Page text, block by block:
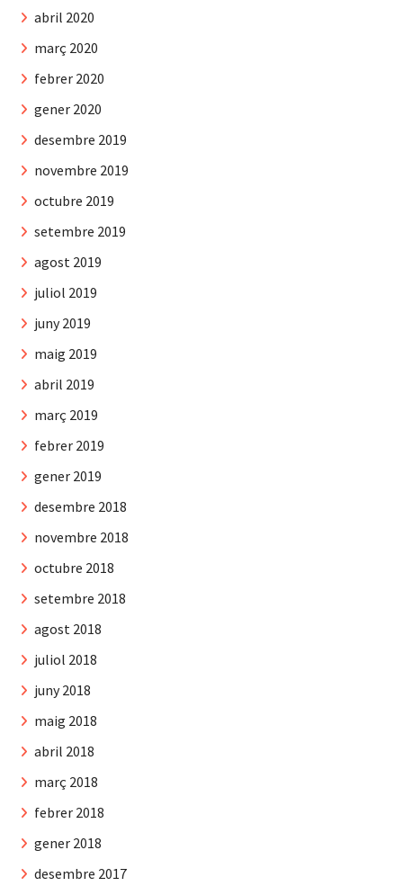
abril 2020
març 2020
febrer 2020
gener 2020
desembre 2019
novembre 2019
octubre 2019
setembre 2019
agost 2019
juliol 2019
juny 2019
maig 2019
abril 2019
març 2019
febrer 2019
gener 2019
desembre 2018
novembre 2018
octubre 2018
setembre 2018
agost 2018
juliol 2018
juny 2018
maig 2018
abril 2018
març 2018
febrer 2018
gener 2018
desembre 2017